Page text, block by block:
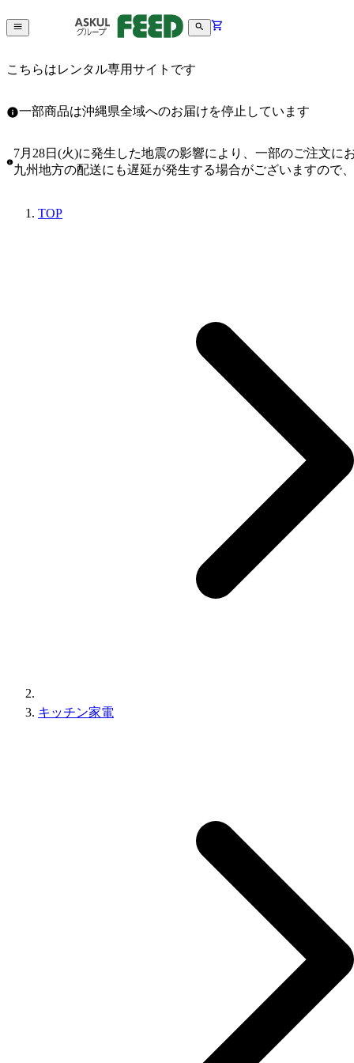
こちらはレンタル専用サイトです
一部商品は沖縄県全域へのお届けを停止しています
7月28日(火)に発生した地震の影響により、一部のご注文
九州地方の配送にも遅延が発生する場合がございますので
TOP
キッチン家電